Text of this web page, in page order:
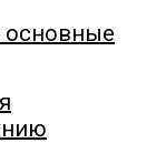
основные